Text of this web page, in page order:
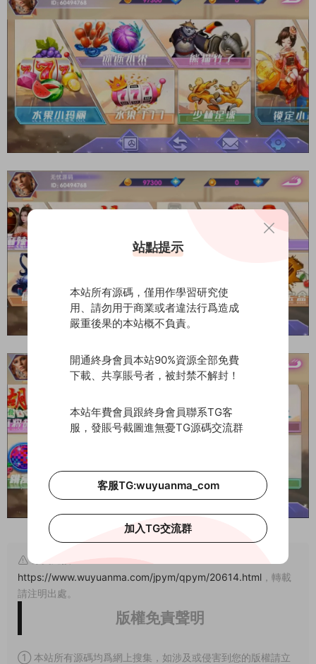
原文鏈接：
https://www.wuyuanma.com/jpym/qpym/20614.html ，轉載
請注明出處。
版權免責聲明
① 本站所有源碼均爲網上搜集，如涉及或侵害到您的版權請立
站點提示
本站所有源碼，僅用作學習研究使
用、請勿用于商業或者違法行爲造成
嚴重後果的本站概不負責。
開通終身會員本站90%資源全部免費
下載、共享賬号者，被封禁不解封！
本站年費會員跟終身會員聯系TG客
服，發賬号截圖進無憂TG源碼交流群
客服TG:wuyuanma_com
加入TG交流群